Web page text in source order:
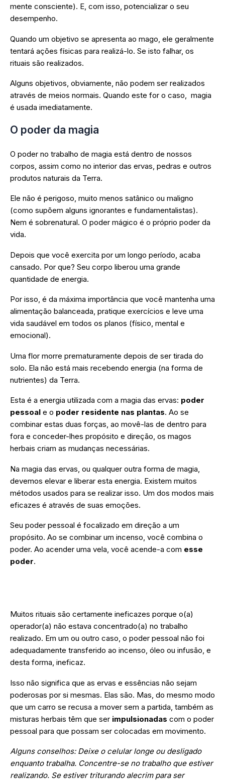
mente consciente). E, com isso, potencializar o seu
desempenho.
Quando um objetivo se apresenta ao mago, ele geralmente
tentará ações físicas para realizá-lo. Se isto falhar, os
rituais são realizados.
Alguns objetivos, obviamente, não podem ser realizados
através de meios normais. Quando este for o caso, magia
é usada imediatamente.
O poder da magia
O poder no trabalho de magia está dentro de nossos
corpos, assim como no interior das ervas, pedras e outros
produtos naturais da Terra.
Ele não é perigoso, muito menos satânico ou maligno
(como supõem alguns ignorantes e fundamentalistas).
Nem é sobrenatural. O poder mágico é o próprio poder da
vida.
Depois que você exercita por um longo período, acaba
cansado. Por que? Seu corpo liberou uma grande
quantidade de energia.
Por isso, é da máxima importância que você mantenha uma
alimentação balanceada, pratique exercícios e leve uma
vida saudável em todos os planos (físico, mental e
emocional).
Uma flor morre prematuramente depois de ser tirada do
solo. Ela não está mais recebendo energia (na forma de
nutrientes) da Terra.
Esta é a energia utilizada com a magia das ervas: poder
pessoal e o poder residente nas plantas. Ao se
combinar estas duas forças, ao movê-las de dentro para
fora e conceder-lhes propósito e direção, os magos
herbais criam as mudanças necessárias.
Na magia das ervas, ou qualquer outra forma de magia,
devemos elevar e liberar esta energia. Existem muitos
métodos usados para se realizar isso. Um dos modos mais
eficazes é através de suas emoções.
Seu poder pessoal é focalizado em direção a um
propósito. Ao se combinar um incenso, você combina o
poder. Ao acender uma vela, você acende-a com esse
poder.
Muitos rituais são certamente ineficazes porque o(a)
operador(a) não estava concentrado(a) no trabalho
realizado. Em um ou outro caso, o poder pessoal não foi
adequadamente transferido ao incenso, óleo ou infusão, e
desta forma, ineficaz.
Isso não significa que as ervas e essências não sejam
poderosas por si mesmas. Elas são. Mas, do mesmo modo
que um carro se recusa a mover sem a partida, também as
misturas herbais têm que ser impulsionadas com o poder
pessoal para que possam ser colocadas em movimento.
Alguns conselhos: Deixe o celular longe ou desligado
enquanto trabalha. Concentre-se no trabalho que estiver
realizando. Se estiver triturando alecrim para ser